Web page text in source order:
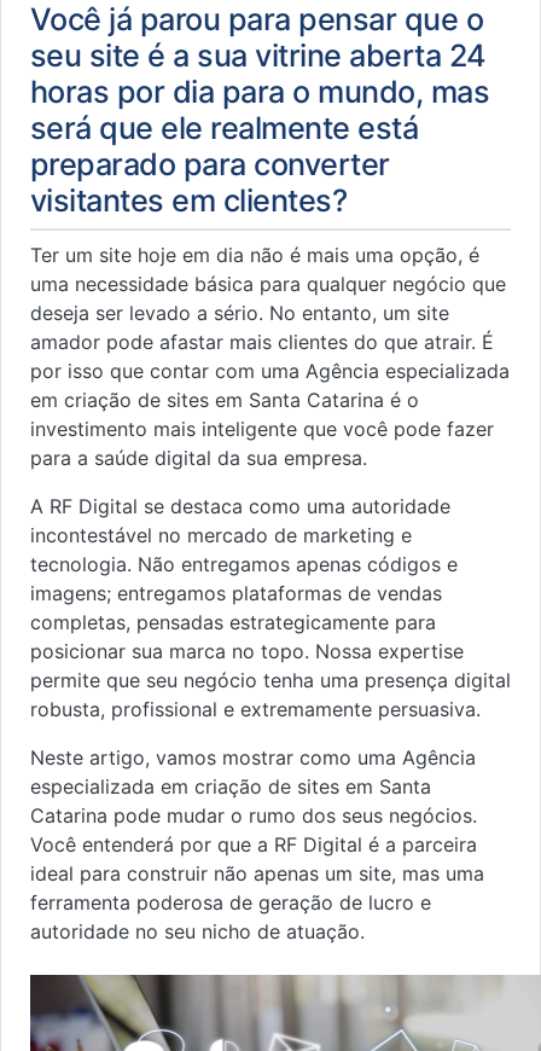
Você já parou para pensar que o
seu site é a sua vitrine aberta 24
horas por dia para o mundo, mas
será que ele realmente está
preparado para converter
visitantes em clientes?
Ter um site hoje em dia não é mais uma opção, é
uma necessidade básica para qualquer negócio que
deseja ser levado a sério. No entanto, um site
amador pode afastar mais clientes do que atrair. É
por isso que contar com uma Agência especializada
em criação de sites em Santa Catarina é o
investimento mais inteligente que você pode fazer
para a saúde digital da sua empresa.
A RF Digital se destaca como uma autoridade
incontestável no mercado de marketing e
tecnologia. Não entregamos apenas códigos e
imagens; entregamos plataformas de vendas
completas, pensadas estrategicamente para
posicionar sua marca no topo. Nossa expertise
permite que seu negócio tenha uma presença digital
robusta, profissional e extremamente persuasiva.
Neste artigo, vamos mostrar como uma Agência
especializada em criação de sites em Santa
Catarina pode mudar o rumo dos seus negócios.
Você entenderá por que a RF Digital é a parceira
ideal para construir não apenas um site, mas uma
ferramenta poderosa de geração de lucro e
autoridade no seu nicho de atuação.